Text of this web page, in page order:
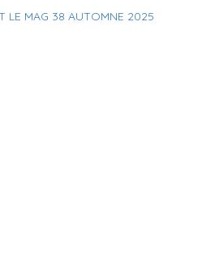
LE MAG 38 AUTOMNE 2025